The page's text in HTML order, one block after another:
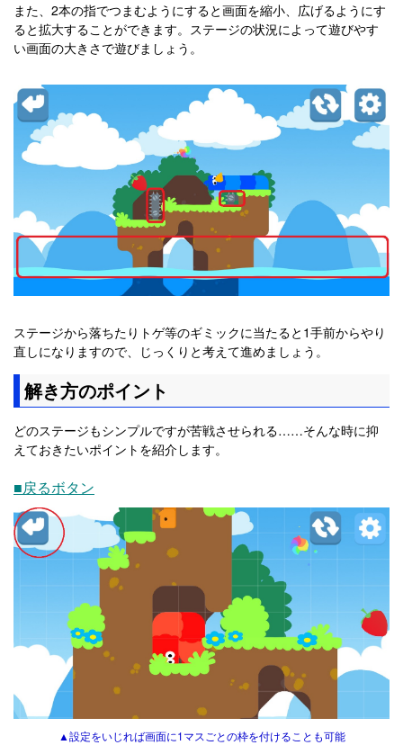
また、2本の指でつまむようにすると画面を縮小、広げるようにす
ると拡大することができます。ステージの状況によって遊びやす
い画面の大きさで遊びましょう。
ステージから落ちたりトゲ等のギミックに当たると1手前からやり
直しになりますので、じっくりと考えて進めましょう。
解き方のポイント
どのステージもシンプルですが苦戦させられる……そんな時に抑
えておきたいポイントを紹介します。
■戻るボタン
▲設定をいじれば画面に1マスごとの枠を付けることも可能